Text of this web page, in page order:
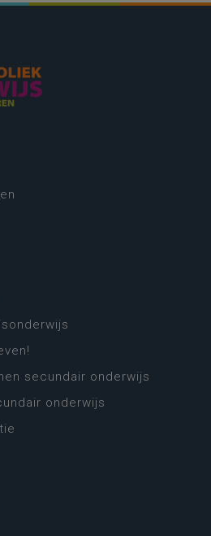
secundair onderwijs
onderwijs